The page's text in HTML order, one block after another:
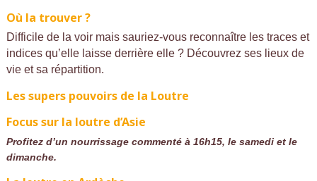
Où la trouver ?
Difficile de la voir mais sauriez-vous reconnaître les traces et
indices qu’elle laisse derrière elle ? Découvrez ses lieux de
vie et sa répartition.
Les supers pouvoirs de la Loutre
Focus sur la loutre d’Asie
Profitez d’un nourrissage commenté à 16h15, le samedi et le
dimanche.